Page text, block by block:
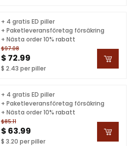
$97.08
$ 72.99
$ 2.43 per piller
+ 4 gratis ED piller
+ Paketleveransföretag försäkring
+ Nästa order 10% rabatt
$85.11
$ 63.99
$ 3.20 per piller
+ 4 gratis ED piller
+ Paketleveransföretag försäkring
+ Nästa order 10% rabatt